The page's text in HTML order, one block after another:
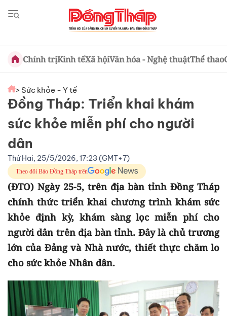
Chính trịKinh tếXã hộiVăn hóa - Nghệ thuậtThể thao
> Sức khỏe - Y tế
Đồng Tháp: Triển khai khám
sức khỏe miễn phí cho người
dân
Thứ Hai, 25/5/2026, 17:23 (GMT+7)
Theo dõi Báo Đồng Tháp trên
(ĐTO) Ngày 25-5, trên địa bàn tỉnh Đồng Tháp
chính thức triển khai chương trình khám sức
khỏe định kỳ, khám sàng lọc miễn phí cho
người dân trên địa bàn tỉnh. Đây là chủ trương
lớn của Đảng và Nhà nước, thiết thực chăm lo
cho sức khỏe Nhân dân.